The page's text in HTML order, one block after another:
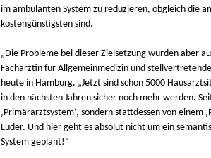
im ambulanten System zu reduzieren, obgleich die
kostengünstigsten sind.
„Die Probleme bei dieser Zielsetzung wurden aber
Fachärztin für Allgemeinmedizin und
heute in Hamburg. „Jetzt sind schon 5000
in den nächsten Jahren sicher noch mehr werden.
‚Primärarztsystem‘, sondern stattdessen von einem
Lüder. Und hier geht es absolut nicht um ein
System geplant!“